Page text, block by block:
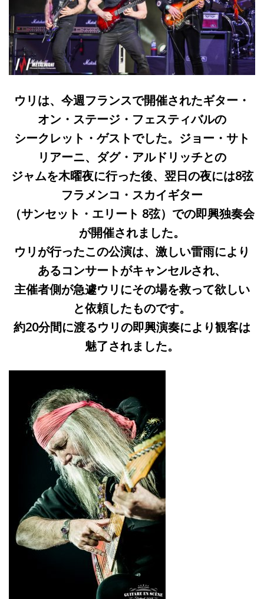
ウリは、今週フランスで開催されたギター・
オン・ステージ・フェスティバルの
シークレット・ゲストでした。ジョー・サト
リアーニ、ダグ・アルドリッチとの
ジャムを木曜夜に行った後、翌日の夜には8弦
フラメンコ・スカイギター
（サンセット・エリート 8弦）での即興独奏会
が開催されました。
ウリが行ったこの公演は、激しい雷雨により
あるコンサートがキャンセルされ、
主催者側が急遽ウリにその場を救って欲しい
と依頼したものです。
約20分間に渡るウリの即興演奏により観客は
魅了されました。